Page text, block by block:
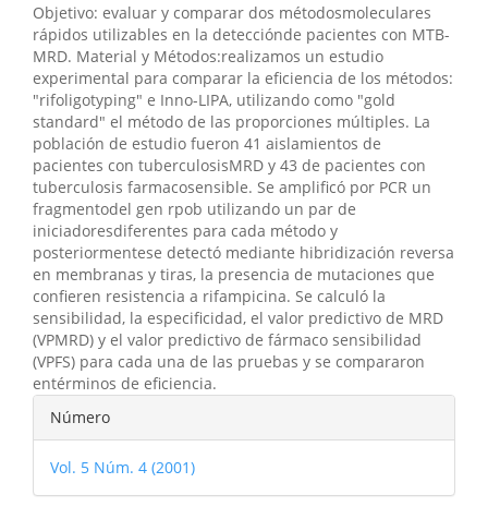
Objetivo: evaluar y comparar dos métodosmoleculares
rápidos utilizables en la detecciónde pacientes con MTB-
MRD. Material y Métodos:realizamos un estudio
experimental para comparar la eficiencia de los métodos:
"rifoligotyping" e Inno-LIPA, utilizando como "gold
standard" el método de las proporciones múltiples. La
población de estudio fueron 41 aislamientos de
pacientes con tuberculosisMRD y 43 de pacientes con
tuberculosis farmacosensible. Se amplificó por PCR un
fragmentodel gen rpob utilizando un par de
iniciadoresdiferentes para cada método y
posteriormentese detectó mediante hibridización reversa
en membranas y tiras, la presencia de mutaciones que
confieren resistencia a rifampicina. Se calculó la
sensibilidad, la especificidad, el valor predictivo de MRD
(VPMRD) y el valor predictivo de fármaco sensibilidad
(VPFS) para cada una de las pruebas y se compararon
entérminos de eficiencia.
Detalles
del
artículo
Número
Vol. 5 Núm. 4 (2001)